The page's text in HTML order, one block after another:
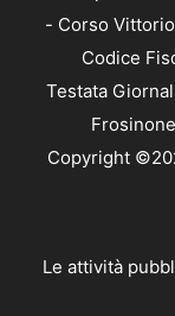
- Corso
Codice
Testata
Copyright
Le attività